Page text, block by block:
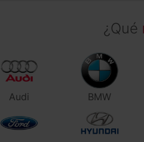
¿Qué
Audi BMW